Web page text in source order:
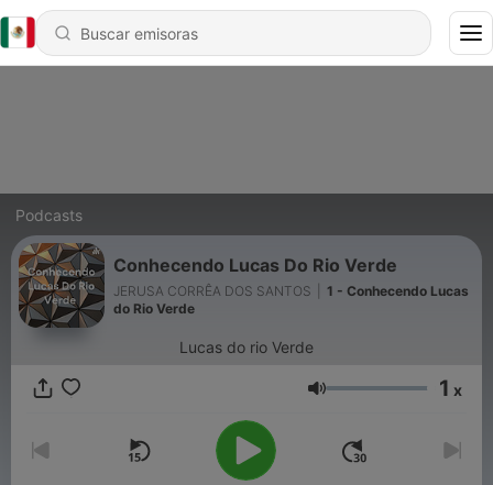
Podcasts
Conhecendo Lucas Do Rio Verde
JERUSA CORRÊA DOS SANTOS
1 - Conhecendo Lucas
do Rio Verde
Lucas do rio Verde
Volumen 1 x